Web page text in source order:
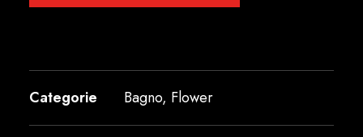
Categorie Bagno, Flower